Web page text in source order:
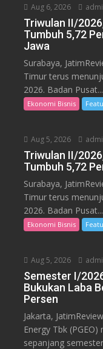
Aug 6, 2026
Triwulan II/
Tumbuh 5,72
Jawa
Surabaya,
Timur terus
2026. Badan Pusat...
Ekonomi Bisnis
Aug 5, 2026
Triwulan II/
Tumbuh 5,72
Surabaya,
Timur terus
2026. Badan Pusat...
Ekonomi Bisnis
Aug 5, 2026
Semester I/
Bukukan Laba
Persen
Jakarta,
Energy Tbk
sepanjang